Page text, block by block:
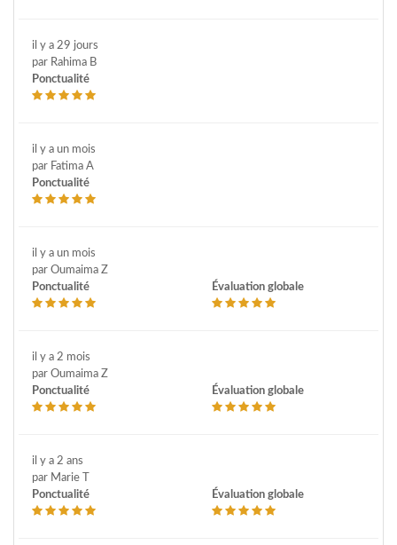
il y a 29 jours
par Rahima B
Ponctualité
il y a un mois
par Fatima A
Ponctualité
il y a un mois
par Oumaima Z
Ponctualité
Évaluation globale
il y a 2 mois
par Oumaima Z
Ponctualité
Évaluation globale
il y a 2 ans
par Marie T
Ponctualité
Évaluation globale